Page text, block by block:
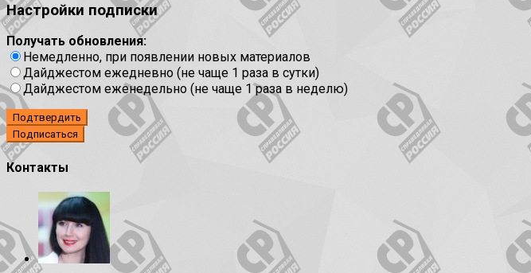
Настройки подписки
Получать обновления:
Немедленно, при появлении новых материалов
Дайджестом ежедневно (не чаще 1 раза в сутки)
Дайджестом еженедельно (не чаще 1 раза в неделю)
Подтвердить
Контакты